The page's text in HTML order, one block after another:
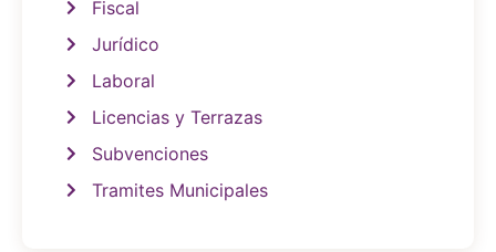
Fiscal
Jurídico
Laboral
Licencias y Terrazas
Subvenciones
Tramites Municipales